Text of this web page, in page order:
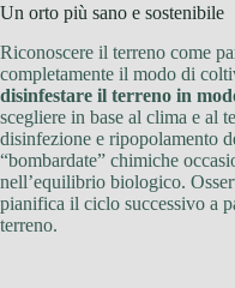
Un orto più sano e sostenibile
Riconoscere il terreno come
completamente il modo di
disinfestare il terreno in
scegliere in base al clima e al
disinfezione e ripopolamento
“bombardate” chimiche
nell’equilibrio biologico.
pianifica il ciclo successivo a
terreno.